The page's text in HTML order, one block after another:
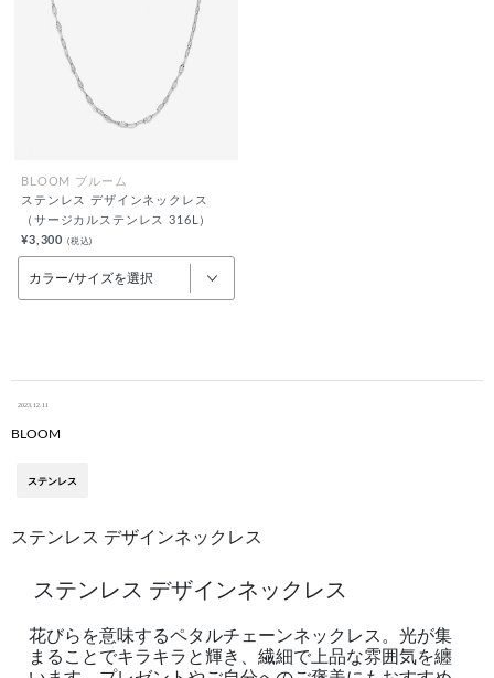
BLOOM ブルーム
ステンレス デザインネックレス
（サージカルステンレス 316L）
¥3,300 (税込)
カラー/サイズを選択
2023.12.11
BLOOM
ステンレス
ステンレス デザインネックレス
ステンレス デザインネックレス
花びらを意味するペタルチェーンネックレス。光が集
まることでキラキラと輝き、繊細で上品な雰囲気を纏